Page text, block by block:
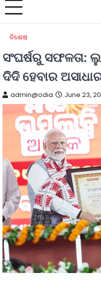
ବିଶେଷ
ସଂଘର୍ଷରୁ
ଦିଦି ହେବାର
admin@odia June 23,
ଏକ ସଫଳ